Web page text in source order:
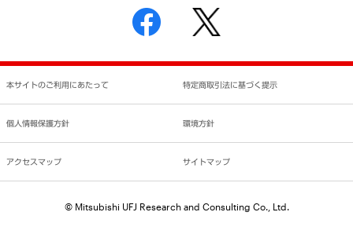
反社会的勢力に対する基本方針
書面による個人情報の開示等の請求の手続きについて
本サイトのご利用にあたって 特定商取引法に基づく提示
個人情報保護方針 環境方針
アクセスマップ サイトマップ
© Mitsubishi UFJ Research and Consulting Co., Ltd.